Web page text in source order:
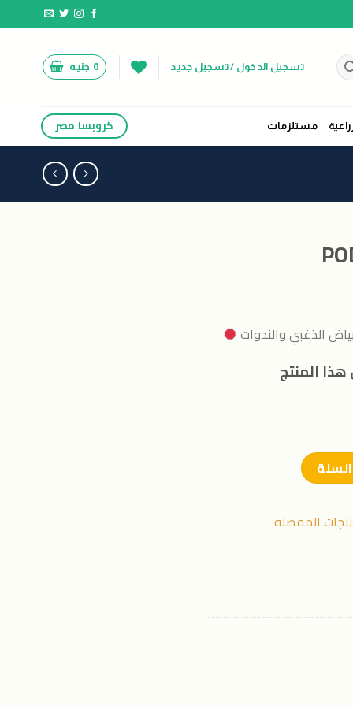
تسجيل الدخول / تسجيل جديد 0 جنيه
مستلزمات كروبسا مصر
الذغبي والندوات
المنتج
المفضلة